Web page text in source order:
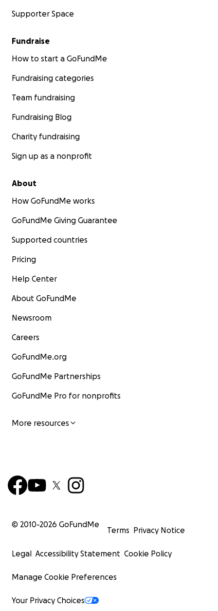
Supporter Space
Fundraise
How to start a GoFundMe
Fundraising categories
Team fundraising
Fundraising Blog
Charity fundraising
Sign up as a nonprofit
About
How GoFundMe works
GoFundMe Giving Guarantee
Supported countries
Pricing
Help Center
About GoFundMe
Newsroom
Careers
GoFundMe.org
GoFundMe Partnerships
GoFundMe Pro for nonprofits
More resources
© 2010-2026 GoFundMe
Terms Privacy Notice
Legal Accessibility Statement Cookie Policy
Manage Cookie Preferences
Your Privacy Choices